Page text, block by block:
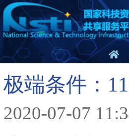
极端条件：
2020-07-07